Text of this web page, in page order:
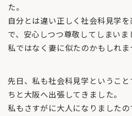
た。
自分とは違い正しく社会科見学
で、安心しつつ尊敬してしまいま
私ではなく妻に似たのかもしれま
先日、私も社会科見学というこ
ちと大阪へ出張してきました。
私もさすがに大人になりました